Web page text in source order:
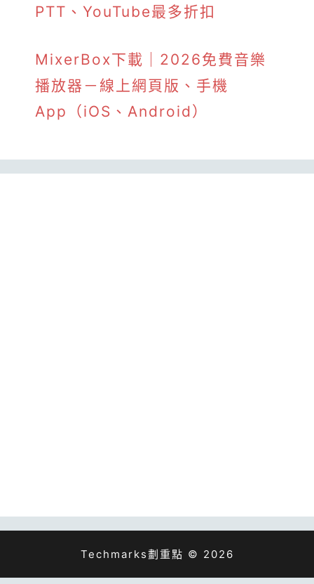
PTT、YouTube最多折扣
MixerBox下載｜2026免費音樂
播放器－線上網頁版、手機
App（iOS、Android）
Techmarks劃重點 © 2026